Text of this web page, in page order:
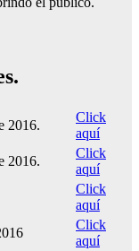
2016.
Click
aquí
2016.
Click
aquí
Click
aquí
Click
aquí